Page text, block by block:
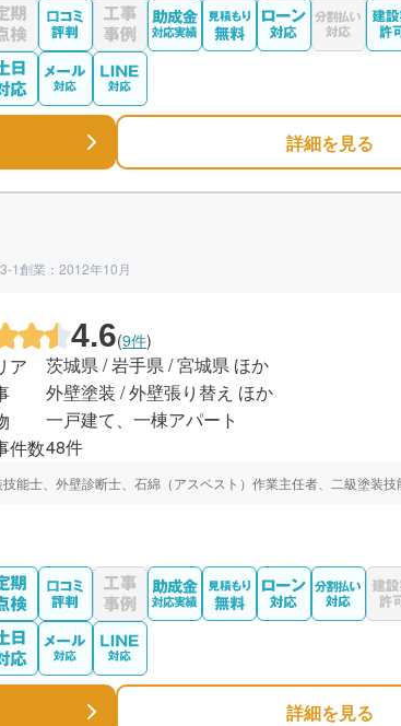
詳細を見る
1創業：2012年10月
4.6(9件)
ア
茨城県 / 岩手県 / 宮城県 ほか
外壁塗装 / 外壁張り替え ほか
一戸建て、一棟アパート
件数48件
能士、外壁診断士、石綿（アスベスト）作業主任者、二級塗装技
詳細を見る